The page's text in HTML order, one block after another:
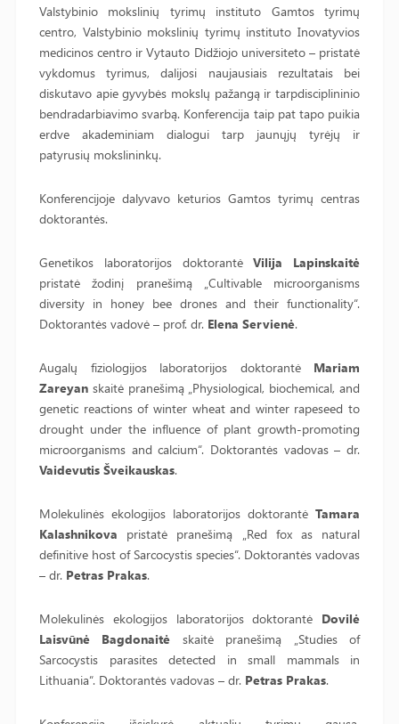
Valstybinio mokslinių tyrimų instituto Gamtos tyrimų
centro, Valstybinio mokslinių tyrimų instituto Inovatyvios
medicinos centro irVytauto Didžiojo universiteto– pristatė
vykdomus tyrimus, dalijosi naujausiais rezultatais bei
diskutavo apie gyvybės mokslų pažangą ir tarpdisciplininio
bendradarbiavimo svarbą. Konferencija taip pat tapo puikia
erdve akademiniam dialogui tarp jaunųjų tyrėjų ir
patyrusių mokslininkų.
Konferencijoje dalyvavo keturios Gamtos tyrimų centras
doktorantės.
Genetikos laboratorijos doktorantėVilija Lapinskaitė
pristatė žodinį pranešimą „Cultivable microorganisms
diversity in honey bee drones and their functionality“.
Doktorantės vadovė – prof. dr. Elena Servienė.
Augalų fiziologijos laboratorijos doktorantė Mariam
Zareyan skaitė pranešimą „Physiological, biochemical, and
genetic reactions of winter wheat and winter rapeseed to
drought under the influence of plant growth-promoting
microorganisms and calcium“. Doktorantės vadovas – dr.
Vaidevutis Šveikauskas.
Molekulinės ekologijos laboratorijos doktorantė Tamara
Kalashnikova pristatė pranešimą „Red fox as natural
definitive host of Sarcocystis species“. Doktorantės vadovas
– dr. Petras Prakas.
Molekulinės ekologijos laboratorijos doktorantė Dovilė
Laisvūnė Bagdonaitė skaitė pranešimą „Studies of
Sarcocystis parasites detected in small mammals in
Lithuania“. Doktorantės vadovas – dr. Petras Prakas.